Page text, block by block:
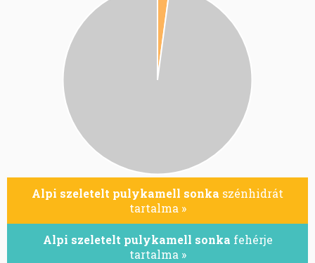
Alpi szeletelt pulykamell sonka szénhidrát
tartalma »
Alpi szeletelt pulykamell sonka fehérje
tartalma »